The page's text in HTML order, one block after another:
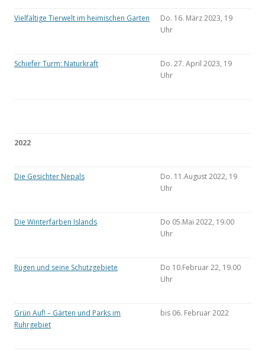
Vielfältige Tierwelt im heimischen Garten
Do. 16. März 2023, 19
Uhr
Schiefer Turm: Naturkraft
Do. 27. April 2023, 19
Uhr
2022
Die Gesichter Nepals
Do. 11.August 2022, 19
Uhr
Die Winterfarben Islands
Do 05.Mai 2022, 19.00
Uhr
Rügen und seine Schutzgebiete
Do 10.Februar 22, 19.00
Uhr
Grün Auf! – Gärten und Parks im
Ruhrgebiet
bis 06. Februar 2022